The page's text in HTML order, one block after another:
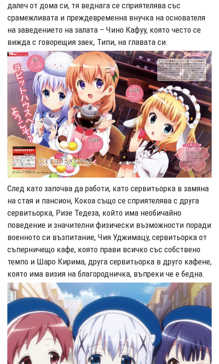
далеч от дома си, тя веднага се сприятелява със
срамежливата и преждевременна внучка на основателя
на заведението на залата – Чино Кафуу, която често се
вижда с говорещия заек, Типи, на главата си.
След като започва да работи, като сервитьорка в замяна
на стая и пансион, Кокоа също се сприятелява с друга
сервитьорка, Ризе Тедеза, който има необичайно
поведение и значителни физически възможности поради
военното си възпитание, Чия Уджимацу, сервитьорка от
съперничещо кафе, която прави всичко със собствено
темпо и Шаро Кирима, друга сервитьорка в друго кафене,
която има визия на благородничка, въпреки че е бедна.